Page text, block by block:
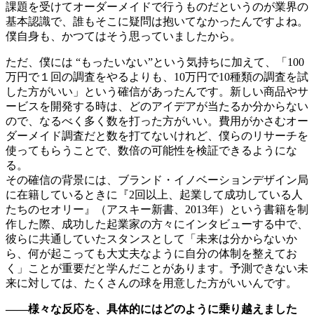
課題を受けてオーダーメイドで行うものだというのが業界の
基本認識で、誰もそこに疑問は抱いてなかったんですよね。
僕自身も、かつてはそう思っていましたから。
ただ、僕には “もったいない”という気持ちに加えて、「100
万円で１回の調査をやるよりも、10万円で10種類の調査を試
した方がいい」という確信があったんです。新しい商品やサ
ービスを開発する時は、どのアイデアが当たるか分からない
ので、なるべく多く数を打った方がいい。費用がかさむオー
ダーメイド調査だと数を打てないけれど、僕らのリサーチを
使ってもらうことで、数倍の可能性を検証できるようにな
る。
その確信の背景には、ブランド・イノベーションデザイン局
に在籍しているときに『2回以上、起業して成功している人
たちのセオリー』（アスキー新書、2013年）という書籍を制
作した際、成功した起業家の方々にインタビューする中で、
彼らに共通していたスタンスとして「未来は分からないか
ら、何が起こっても大丈夫なように自分の体制を整えてお
く」ことが重要だと学んだことがあります。予測できない未
来に対しては、たくさんの球を用意した方がいいんです。
――様々な反応を、具体的にはどのように乗り越えました